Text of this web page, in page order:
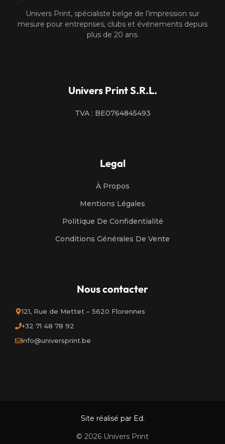
Univers Print, spécialiste belge de l’impression sur
mesure pour entreprises, clubs et événements depuis
plus de 20 ans.
Univers Print S.R.L.
TVA : BE0764845493
Legal
À Propos
Mentions Légales
Politique De Confidentialité
Conditions Générales De Vente
Nous contacter
121, Rue de Mettet – 5620 Florennes
+32 71 48 78 92
info@universprint.be
Site réalisé par Ed.
© 2026 Univers Print